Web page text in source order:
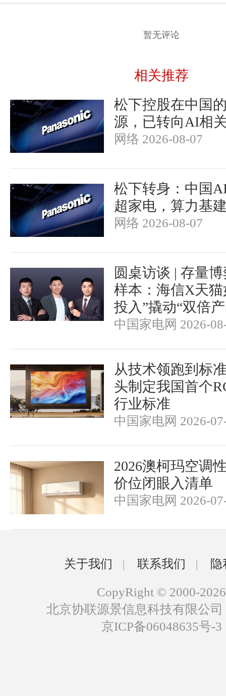
暂无评论
相关推荐
松下控股在中国
源，已转向AI相
网络 2026-08-07
松下转身：中国
超家电，算力基
网络 2026-08-07
圆桌访谈 | 存量
样本：海信X天
投入”撬动“双倍
中国家电网 2026-
从技术领跑到标
头制定我国首个
行业标准
中国家电网 2026-
2026澳柯玛空调
价位闭眼入清单
中国家电网 2026-
关于我们 | 联系我们 |
CopyRight © 2000-2026
北京协联源景信息科技有限公
京ICP备06048635号-3